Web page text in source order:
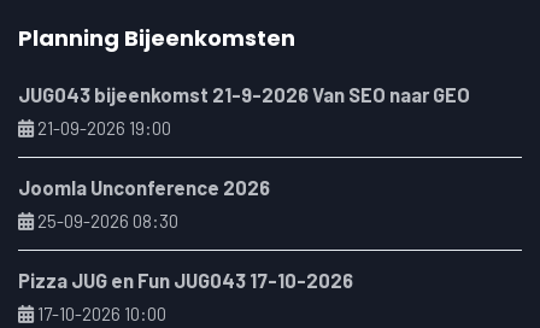
Planning Bijeenkomsten
JUG043 bijeenkomst 21-9-2026 Van SEO naar GEO
21-09-2026 19:00
Joomla Unconference 2026
25-09-2026 08:30
Pizza JUG en Fun JUG043 17-10-2026
17-10-2026 10:00